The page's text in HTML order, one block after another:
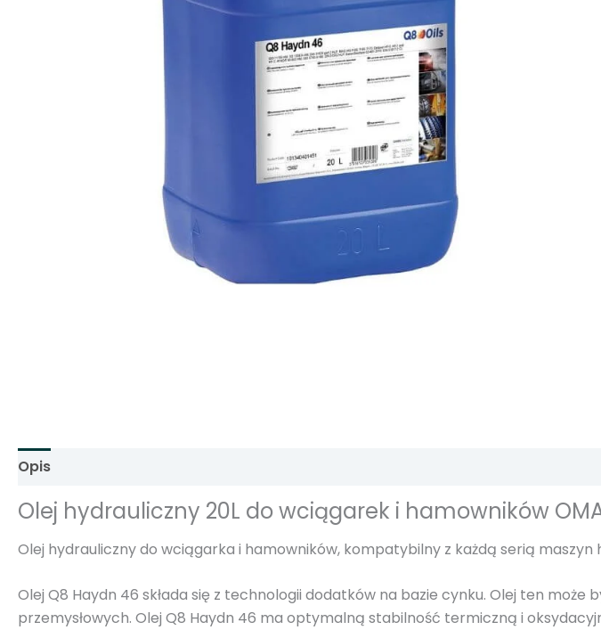
Opis
Olej hydrauliczny 20L do wciągarek i hamowników
Olej hydrauliczny do wciągarka i hamowników, kompatybilny z każdą serią maszyn
Olej Q8 Haydn 46 składa się z technologii dodatków na bazie cynku. Olej ten
przemysłowych. Olej Q8 Haydn 46 ma optymalną stabilność termiczną i